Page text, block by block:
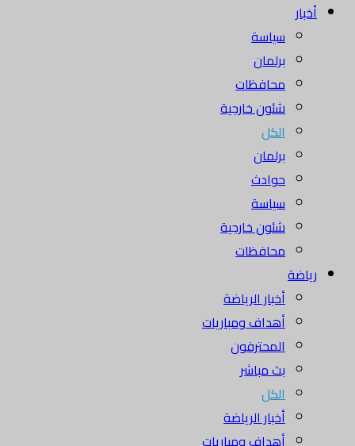
أخبار
سياسة
برلمان
محافظات
شئون خارجية
الكل
برلمان
حوادث
سياسة
شئون خارجية
محافظات
رياضة
أخبار الرياضة
أهداف ومباريات
المحترفون
بث مباشر
الكل
أخبار الرياضة
أهداف ومباريات